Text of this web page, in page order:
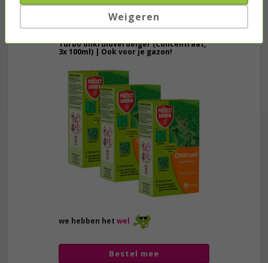
Je verwacht het niet
Turbo onkruidverdelger (Concentraat,
3x 100ml) | Ook voor je gazon!
we hebben het wel
Bestel mee
Weigeren